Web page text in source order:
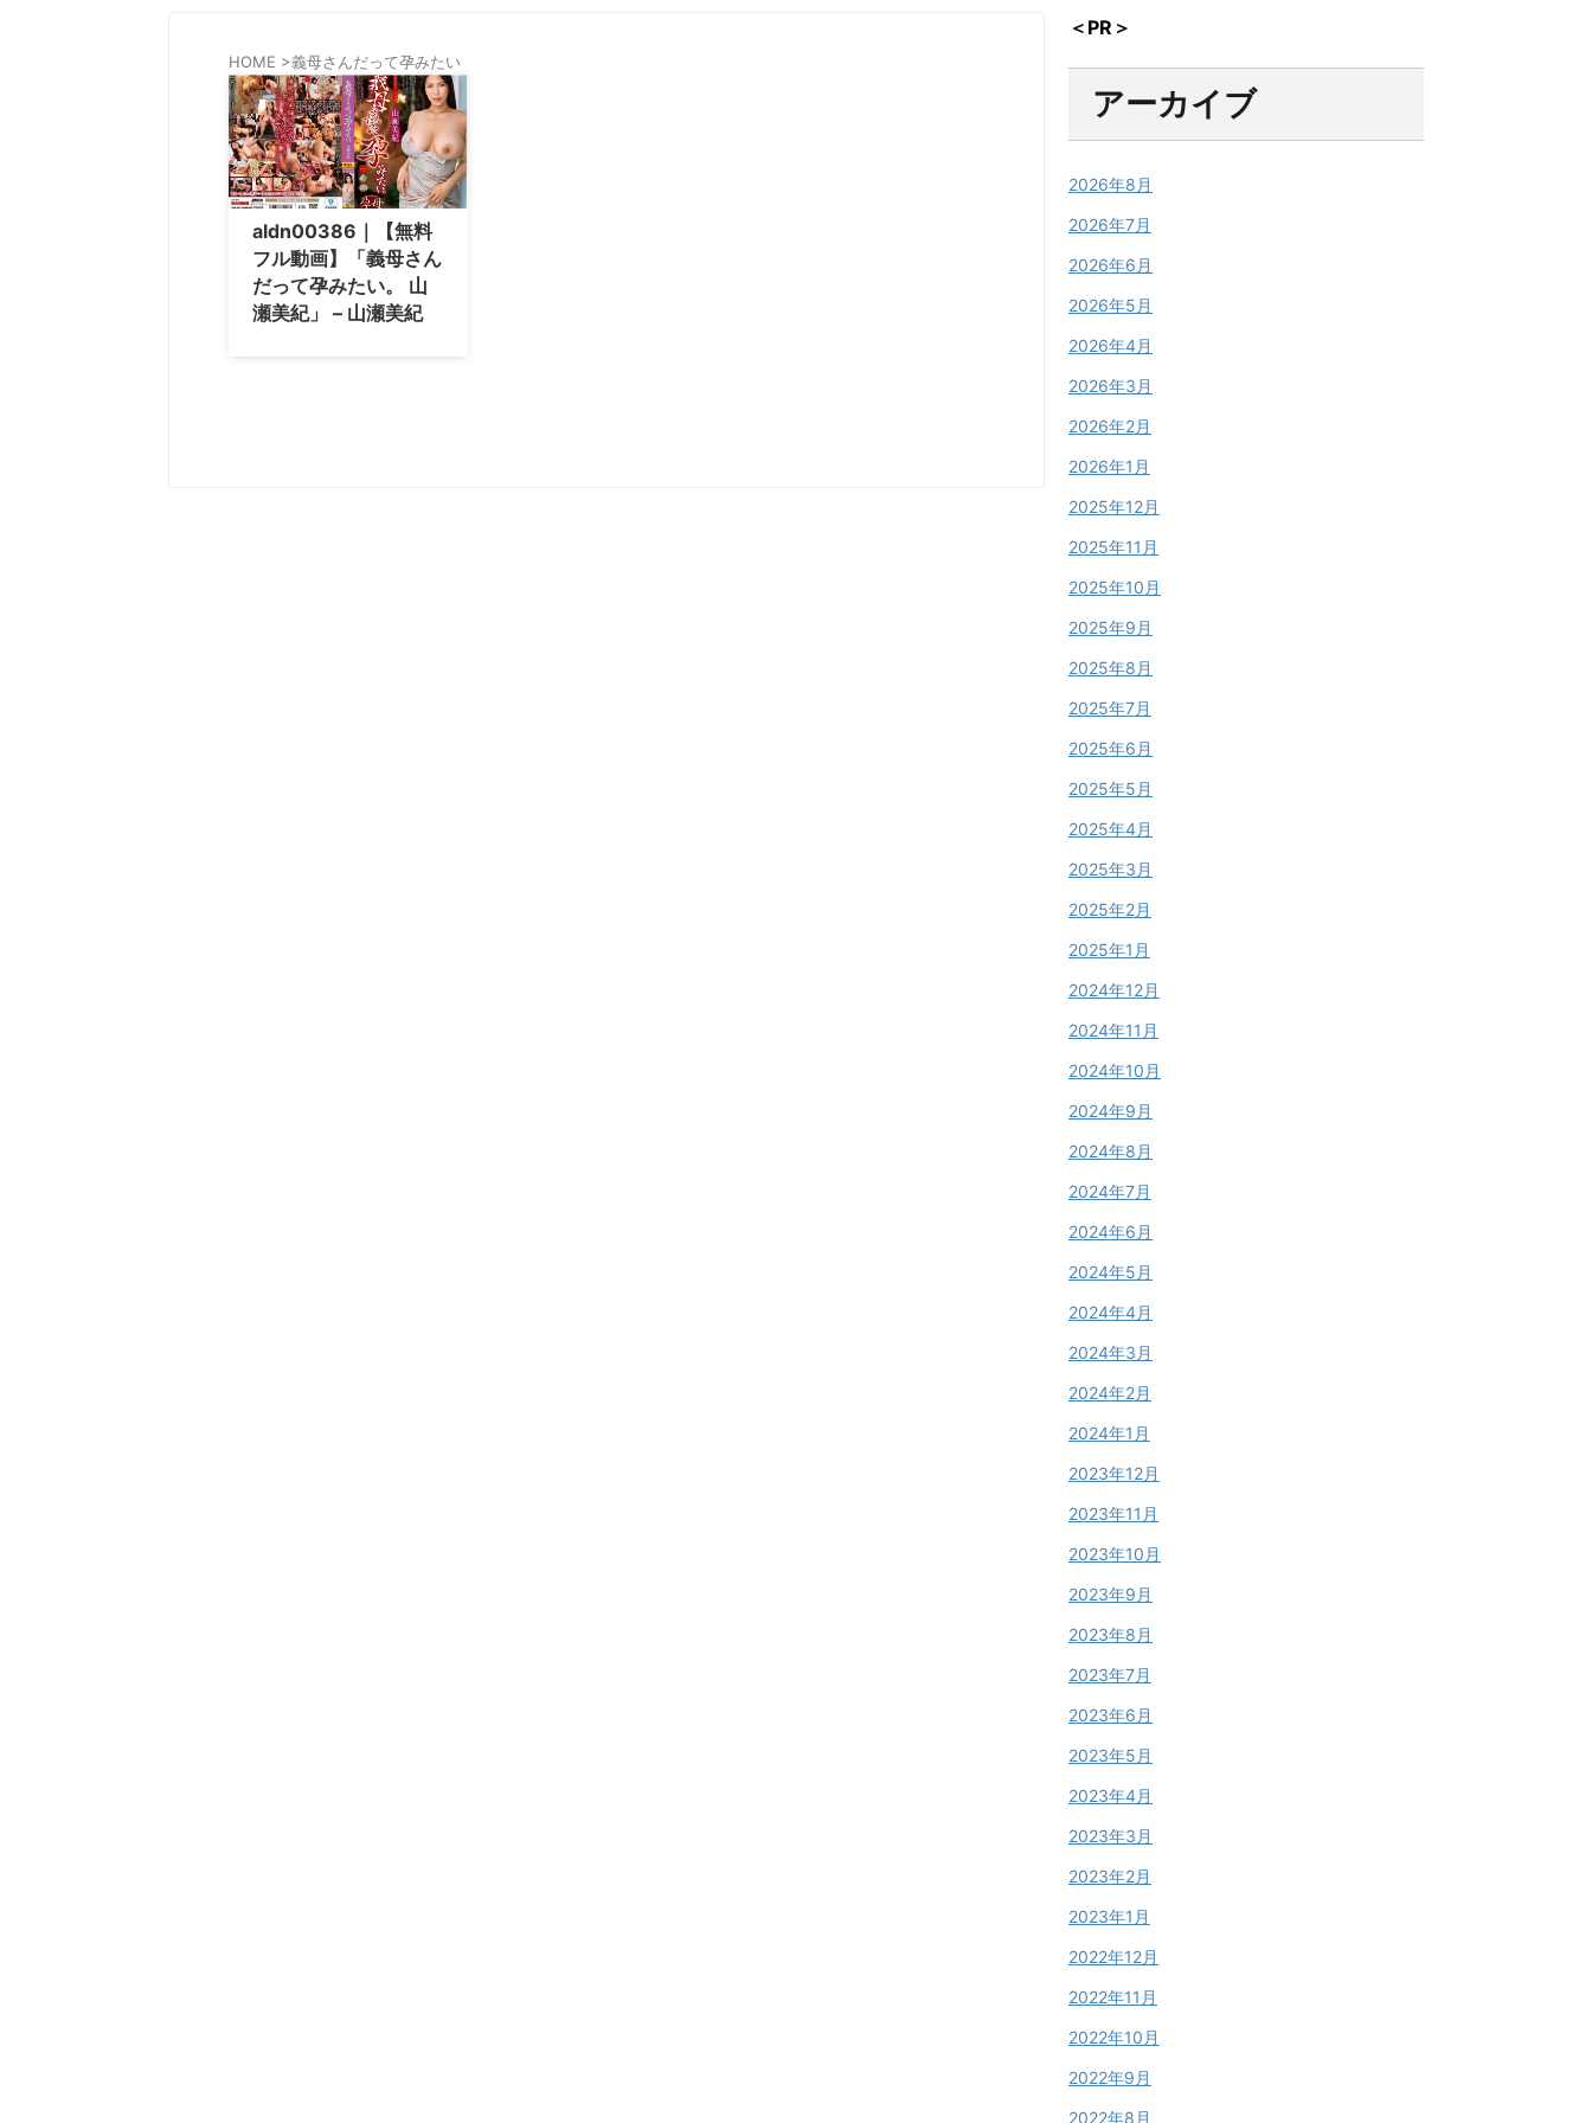
HOME >義母さんだって孕みたい
aldn00386｜【無料
フル動画】「義母さん
だって孕みたい。 山
瀬美紀」 – 山瀬美紀
＜PR＞
アーカイブ
2026年8月
2026年7月
2026年6月
2026年5月
2026年4月
2026年3月
2026年2月
2026年1月
2025年12月
2025年11月
2025年10月
2025年9月
2025年8月
2025年7月
2025年6月
2025年5月
2025年4月
2025年3月
2025年2月
2025年1月
2024年12月
2024年11月
2024年10月
2024年9月
2024年8月
2024年7月
2024年6月
2024年5月
2024年4月
2024年3月
2024年2月
2024年1月
2023年12月
2023年11月
2023年10月
2023年9月
2023年8月
2023年7月
2023年6月
2023年5月
2023年4月
2023年3月
2023年2月
2023年1月
2022年12月
2022年11月
2022年10月
2022年9月
2022年8月